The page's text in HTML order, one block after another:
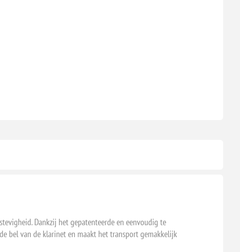
Dankzij het gepatenteerde en eenvoudig te
bel van de klarinet en maakt het transport gemakkelijk